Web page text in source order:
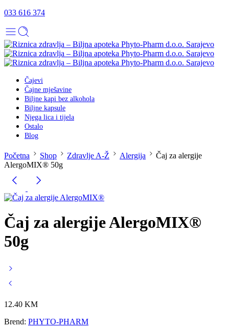
033 616 374
Čajevi
Čajne mješavine
Biljne kapi bez alkohola
Biljne kapsule
Njega lica i tijela
Ostalo
Blog
Početna Shop Zdravlje A-Ž Alergija
Čaj za alergije
AlergoMIX® 50g
Čaj za alergije AlergoMIX®
50g
12.40 KM
Brend: PHYTO-PHARM